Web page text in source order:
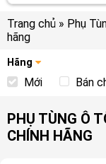
Trang chủ » Phụ
hãng
Hãng
Mới Bán
PHỤ TÙNG Ô
CHÍNH HÃNG